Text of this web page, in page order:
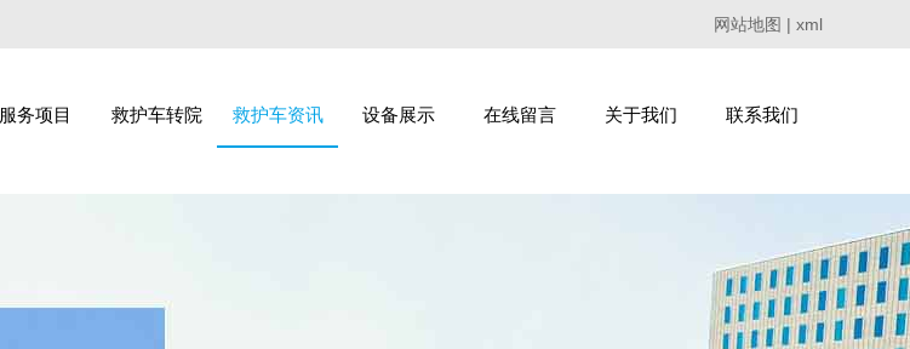
网站地图 | xml
服务项目 救护车转院 救护车资讯 设备展示 在线留言 关于我们 联系我们